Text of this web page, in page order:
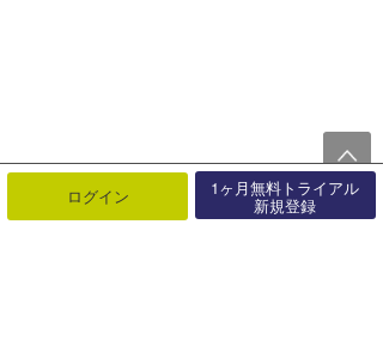
ログイン 1ヶ月無料トライアル
新規登録